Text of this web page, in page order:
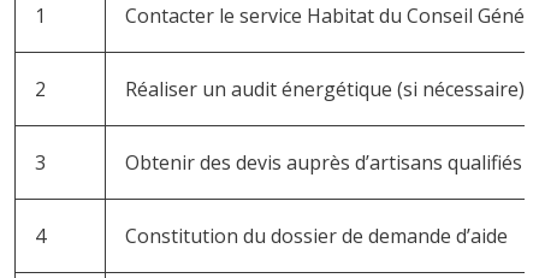
1 Contacter le service Habitat du Conseil
2 Réaliser un audit énergétique (si nécessaire)
3 Obtenir des devis auprès d’artisans qualifiés
4 Constitution du dossier de demande d’aide